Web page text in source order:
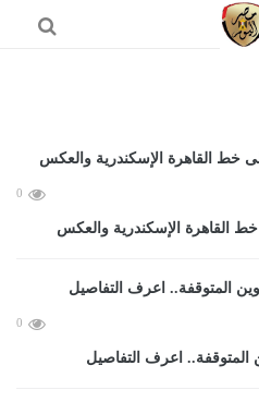
0
القاهرة الإسكندرية والعكس
0
المتوقفة.. اعرف التفاصيل